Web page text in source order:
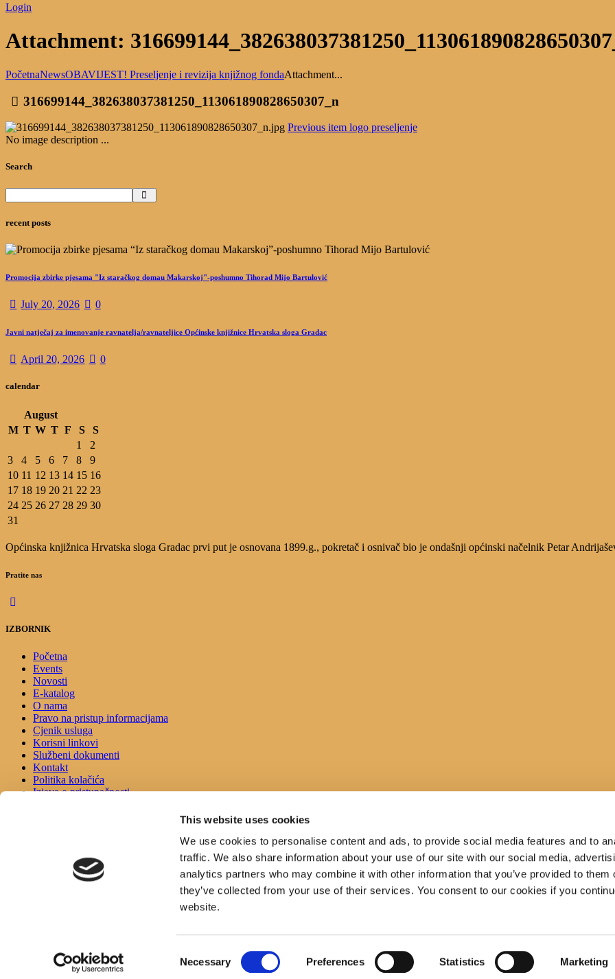
This website uses cookies
We use cookies to personalise content and ads, to provide social media features and to
traffic. We also share information about your use of our site with our social media,
analytics partners who may combine it with other information that you’ve provided to them
they’ve collected from your use of their services. You consent to our cookies if you
website.
Selection
Necessary Preferences Statistics Marketing
Login
Attachment:
PočetnaNewsOBAVIJEST! Preseljenje i revizija knjižnog fondaAttachment...
316699144_382638037381250_113061890828650307_n
Previous item logo preseljenje
No image description ...
Search
recent posts
Promocija zbirke pjesama "Iz staračkog domau Makarskoj"-poshumno Tihorad Mijo Bartulović
July 20, 2026 0
Javni natječaj za imenovanje ravnatelja/ravnateljice Općinske knjižnice Hrvatska sloga Gradac
April 20, 2026 0
calendar
August
M T W T F S
S
1
2
3
4 5 6 7 8
9
10 11 12 13 14 15 16
17 18 19 20 21 22 23
24 25 26 27 28 29 30
31
Općinska knjižnica Hrvatska sloga Gradac prvi put je osnovana 1899.g., pokretač i osnivač bio je ondašnji općinski načelnik Petar
Pratite nas
IZBORNIK
Početna
Events
Novosti
E-katalog
O nama
Pravo na pristup informacijama
Cjenik usluga
Korisni linkovi
Službeni dokumenti
Kontakt
Politika kolačića
Izjava o pristupačnosti
Ulica Stjepana Radića 1
Knjižnica Hrvatska sloga, Gradac © 2017 | Developed by
Nove vibracije